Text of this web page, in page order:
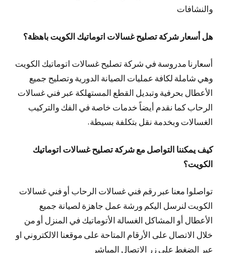
والنشافات
هل أسعار شركة تصليح غسالات اتوماتيك الكويت باهظة؟
أسعارنا مدروسة في شركة تصليح غسالات اتوماتيك الكويت
وهي شاملة لكافة عمليات الصيانة الدورية وتصليح جميع
الأعطال بحرفية وتبديل القطع المستهلكة عبر فني غسالات
الرحاب كما نقدم أيضاً خدمات خاصة في الفك والتركيب
الغسالات وبخدمة نقل بتكلفة بسيطة.
كيف يمكننا التواصل مع شركة تصليح غسالات اتوماتيك
الكويت؟
تواصلوا معنا عبر رقم فني غسالات الرحاب أو فني غسالات
الكويت لنرسل اليكم ورشة عمل جاهزة لصيانة جميع
الأعطال أو المشاكل الغسالة الأتوماتيك في المنزل أو من
خلال الاتصال على الأرقام المتاحة على موقعنا الالكتروني او
عبر الضغط على زر الاتصال المباشر